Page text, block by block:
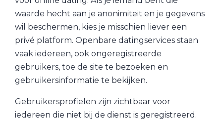
waarde hecht aan je anonimiteit en je gegevens
wil beschermen, kies je misschien liever een
privé platform. Openbare datingservices staan
vaak iedereen, ook ongeregistreerde
gebruikers, toe de site te bezoeken en
gebruikersinformatie te bekijken.
Gebruikersprofielen zijn zichtbaar voor
iedereen die niet bij de dienst is geregistreerd.